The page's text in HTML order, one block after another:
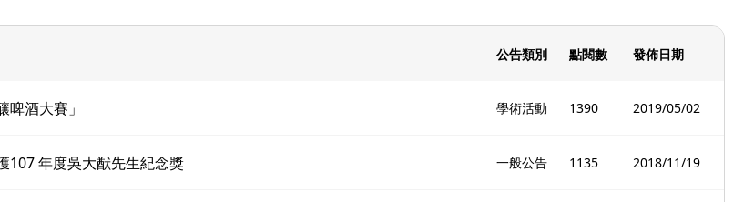
公告類別 點閱數 發佈日期
啤酒大賽」 學術活動 1390 2019/05/02
107 年度吳大猷先生紀念獎 一般公告 1135 2018/11/19